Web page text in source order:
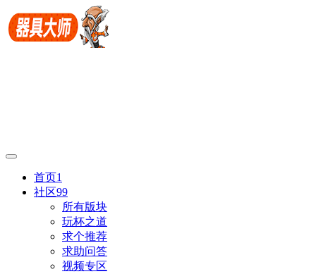
首页1
社区99
所有版块
玩杯之道
求个推荐
求助问答
视频专区